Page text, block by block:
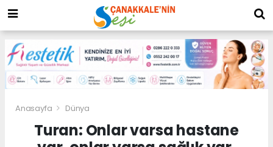
Anasayfa Dünya
Turan: Onlar varsa hastane